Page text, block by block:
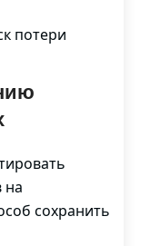
потери
на
сохранить